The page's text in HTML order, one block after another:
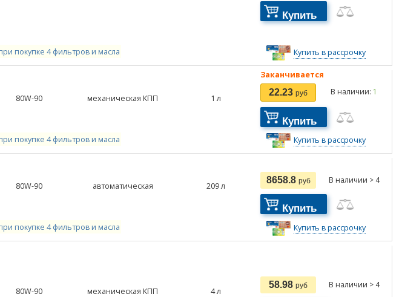
Купить
покупке 4 фильтров и масла Купить в рассрочку
80W-90 механическая КПП 1л
Заканчивается
22.23 руб В наличии: 1
Купить
покупке 4 фильтров и масла Купить в рассрочку
80W-90 автоматическая 209л
8658.8 руб В наличии > 4
Купить
покупке 4 фильтров и масла Купить в рассрочку
80W-90 механическая КПП 4л
58.98 руб В наличии > 4